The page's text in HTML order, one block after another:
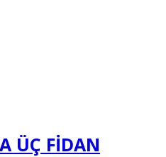
ÜÇ FİDAN